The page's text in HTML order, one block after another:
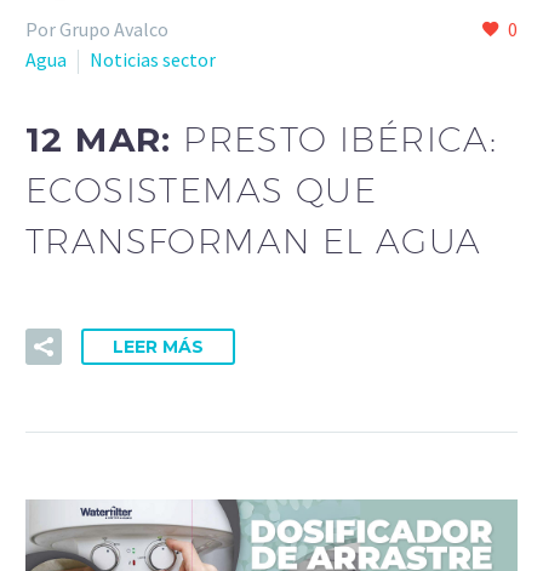
0
Por Grupo Avalco
Agua
Noticias sector
12 MAR: PRESTO IBÉRICA:
ECOSISTEMAS QUE
TRANSFORMAN EL AGUA
LEER MÁS